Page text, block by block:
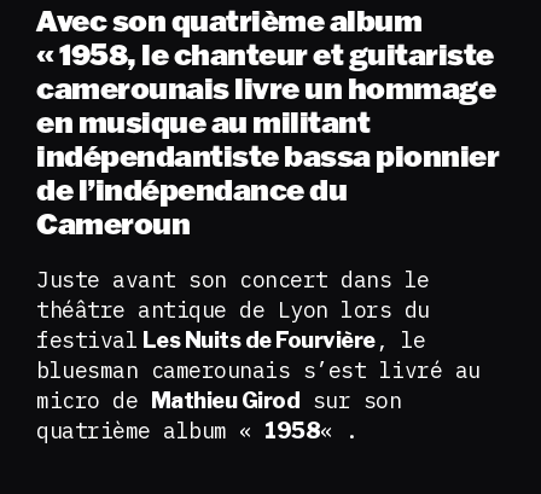
Avec son quatrième album
« 1958, le chanteur et guitariste
camerounais livre un hommage
en musique au militant
indépendantiste bassa pionnier
de l’indépendance du
Cameroun
Juste avant son concert dans le
théâtre antique de Lyon lors du
festival Les Nuits de Fourvière, le
bluesman camerounais s’est livré au
micro de
Mathieu Girod
sur son
quatrième album « 1958« .